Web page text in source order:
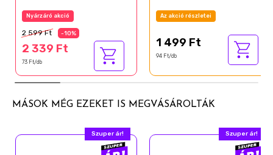
Nyárzáró akció
2 599 Ft -10%
2 339 Ft
73 Ft/db
Az akció részletei
1 499 Ft
94 Ft/db
MÁSOK MÉG EZEKET IS MEGVÁSÁROLTÁK
Szuper ár! Szuper ár!